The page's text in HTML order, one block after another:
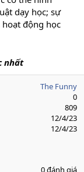
dạy học; sự
hoạt động học
nhất
The Funny
0
809
12/4/23
12/4/23
0 đánh giá